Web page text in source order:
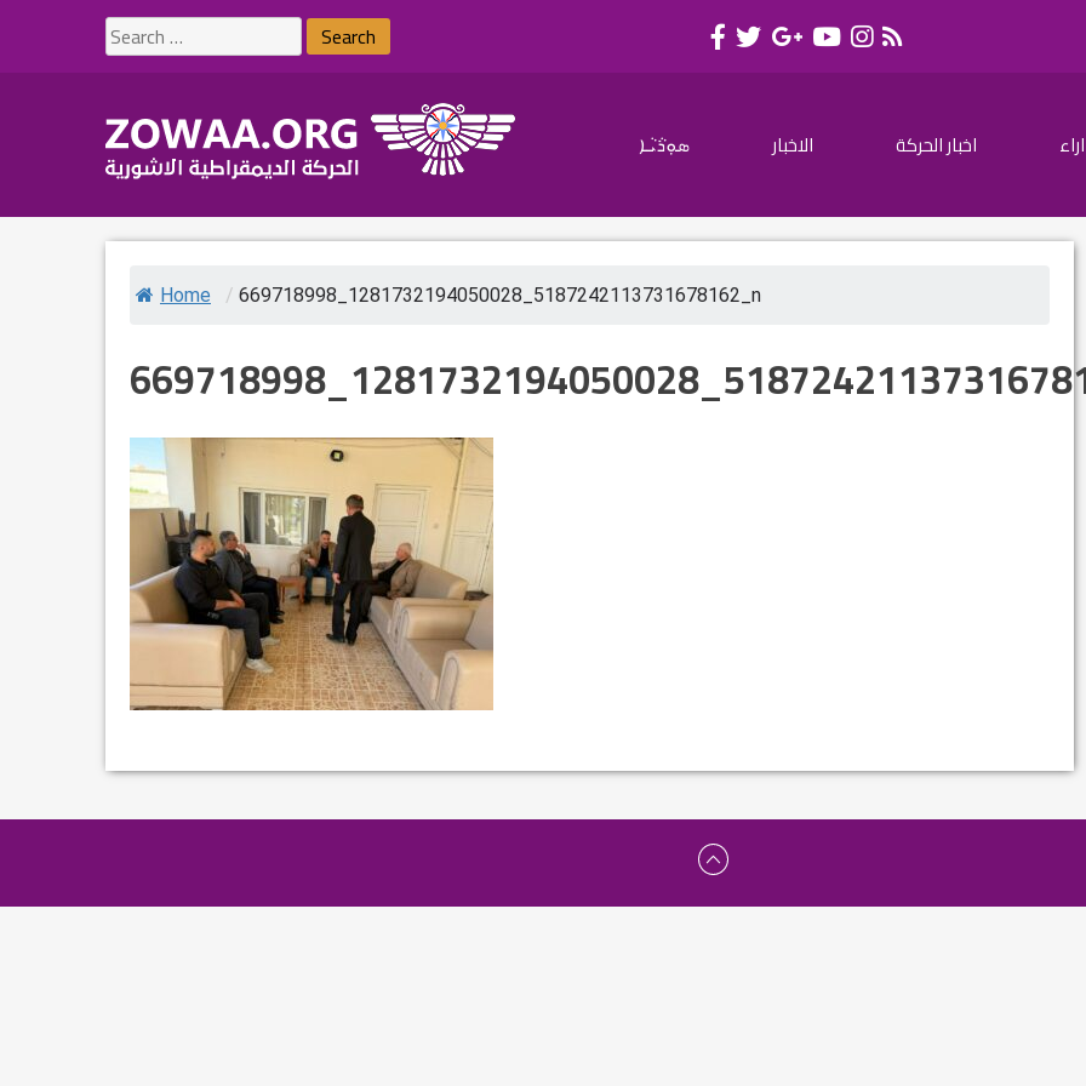
Search
for:
ܣܘܼܪܵܝܵܐ الاخبار اخبار الحركة اراء
Home / 669718998_1281732194050028_5187242113731678162_n